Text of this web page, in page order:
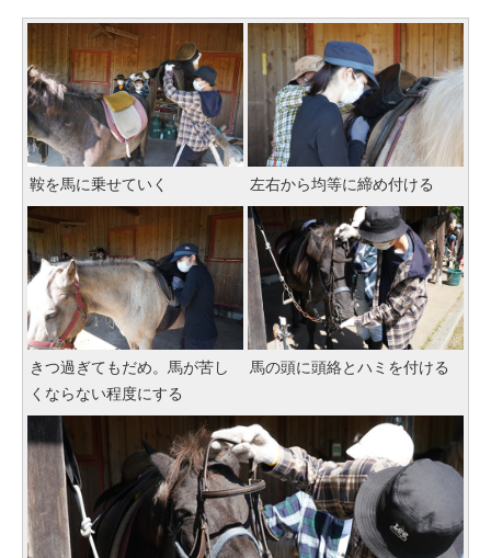
鞍を馬に乗せていく 左右から均等に締め付ける
きつ過ぎてもだめ。馬が苦し
くならない程度にする
馬の頭に頭絡とハミを付ける